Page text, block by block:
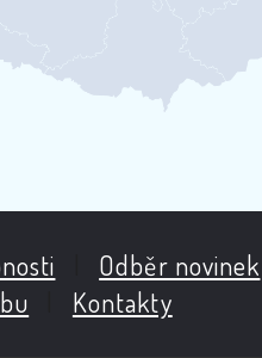
Odběr novinek
Kontakty